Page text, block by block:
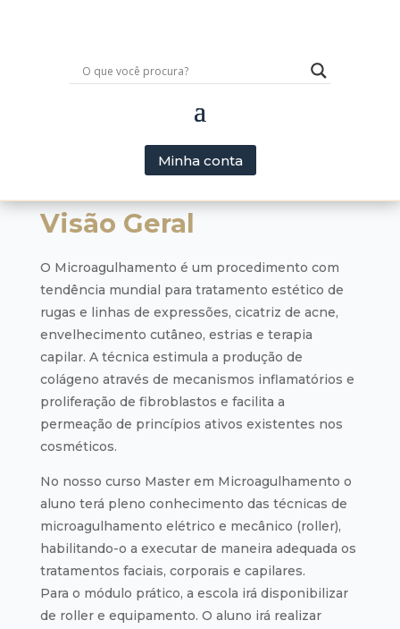
Minha conta
Visão Geral
O Microagulhamento é um procedimento com
tendência mundial para tratamento estético de
rugas e linhas de expressões, cicatriz de acne,
envelhecimento cutâneo, estrias e terapia
capilar. A técnica estimula a produção de
colágeno através de mecanismos inflamatórios e
proliferação de fibroblastos e facilita a
permeação de princípios ativos existentes nos
cosméticos.
No nosso curso Master em Microagulhamento o
aluno terá pleno conhecimento das técnicas de
microagulhamento elétrico e mecânico (roller),
habilitando-o a executar de maneira adequada os
tratamentos faciais, corporais e capilares.
Para o módulo prático, a escola irá disponibilizar
de roller e equipamento. O aluno irá realizar